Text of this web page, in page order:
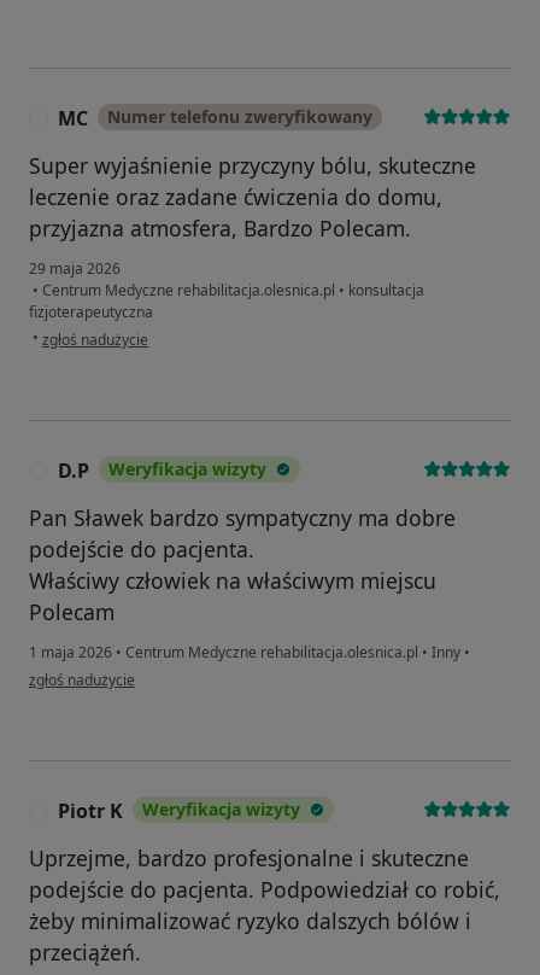
MC Numer telefonu zweryfikowany
Super wyjaśnienie przyczyny bólu, skuteczne
leczenie oraz zadane ćwiczenia do domu,
przyjazna atmosfera, Bardzo Polecam.
29 maja 2026
• Centrum Medyczne rehabilitacja.olesnica.pl • konsultacja
fizjoterapeutyczna
• w opinii użytkownika MC
zgłoś nadużycie
D.P Weryfikacja wizyty
Pan Sławek bardzo sympatyczny ma dobre
podejście do pacjenta.
Właściwy człowiek na właściwym miejscu
Polecam
1 maja 2026 • Centrum Medyczne rehabilitacja.olesnica.pl • Inny •
w opinii użytkownika D.P
zgłoś nadużycie
Piotr K Weryfikacja wizyty
Uprzejme, bardzo profesjonalne i skuteczne
podejście do pacjenta. Podpowiedział co robić,
żeby minimalizować ryzyko dalszych bólów i
przeciążeń.